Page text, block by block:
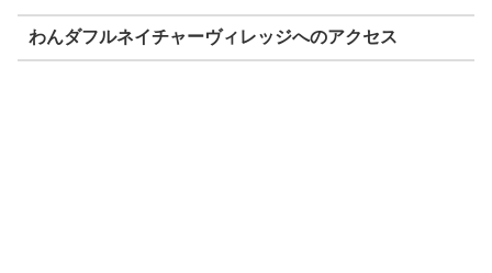
わんダフルネイチャーヴィレッジへのアクセス